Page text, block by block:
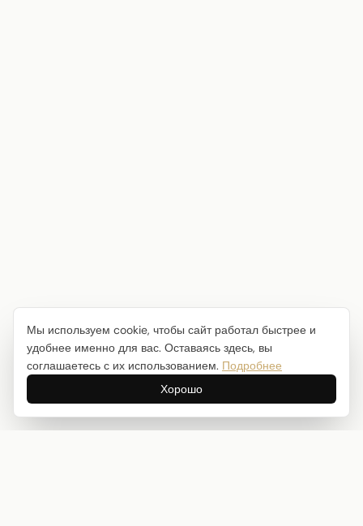
Мы используем cookie, чтобы сайт работал быстрее и
удобнее именно для вас. Оставаясь здесь, вы
соглашаетесь с их использованием. Подробнее
Хорошо